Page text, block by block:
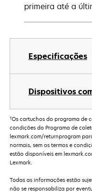
Especificações
Dispositivos
primeira até a
†Os cartuchos do programa de
condições do Programa de
lexmark.com/returnprogram
normais, sem os termos e
estão disponíveis em
Lexmark.
Todas as informações estão
não se responsabiliza por